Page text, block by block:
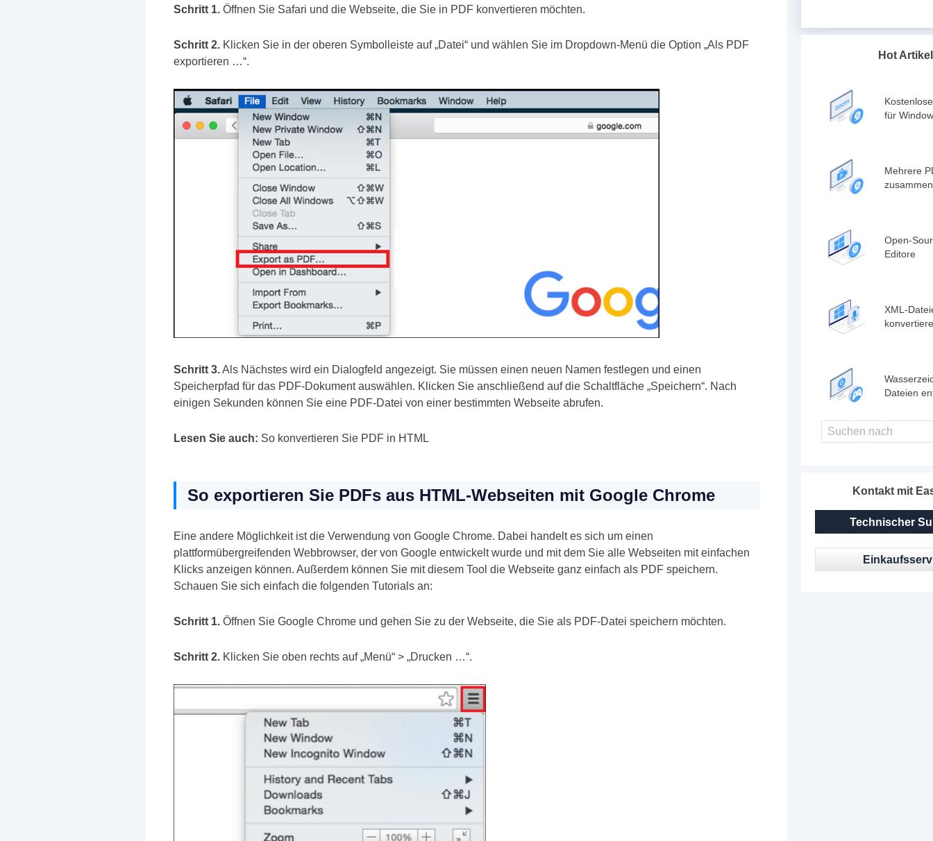
Schritt 1. Öffnen Sie Safari und die Webseite, die Sie in PDF konvertieren möchten.
Schritt 2. Klicken Sie in der oberen Symbolleiste auf „Datei“ und wählen Sie im Dropdown-Menü die Option „Als PDF
exportieren …“.
Schritt 3.Als Nächstes wird ein Dialogfeld angezeigt. Sie müssen einen neuen Namen festlegen und einen
Speicherpfad für das PDF-Dokument auswählen. Klicken Sie anschließend auf die Schaltfläche „Speichern“. Nach
einigen Sekunden können Sie eine PDF-Datei von einer bestimmten Webseite abrufen.
Lesen Sie auch: So konvertieren Sie PDF in HTML
So exportieren Sie PDFs aus HTML-Webseiten mit Google Chrome
Eine andere Möglichkeit ist die Verwendung von Google Chrome. Dabei handelt es sich um einen
plattformübergreifenden Webbrowser, der von Google entwickelt wurde und mit dem Sie alle Webseiten mit einfachen
Klicks anzeigen können. Außerdem können Sie mit diesem Tool die Webseite ganz einfach als PDF speichern.
Schauen Sie sich einfach die folgenden Tutorials an:
Schritt 1. Öffnen Sie Google Chrome und gehen Sie zu der Webseite, die Sie als PDF-Datei speichern möchten.
Schritt 2. Klicken Sie oben rechts auf „Menü“ > „Drucken …“.
Hot Artikel
für
Mehrere
Open-
Editore
XML-
Dateien
Kontakt mit
Technischer